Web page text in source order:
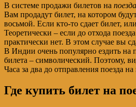
В системе продажи билетов на
Вам продадут билет, на котором
восьмой. Если кто-то сдает билет,
Теоретически – если до отхода
практически нет. В этом случае вы
В Индии очень популярно ездить на
билета – символический. Поэтому,
Часа за два до отправления поезда
Где купить билет на